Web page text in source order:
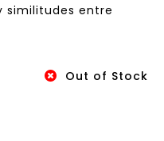
similitudes entre
Out of Stock